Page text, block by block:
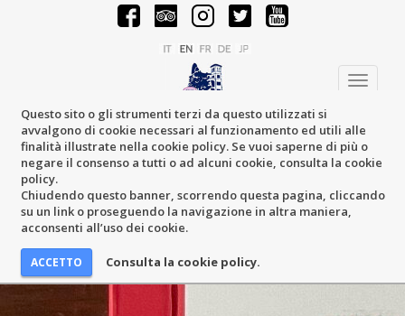
Questo sito o gli strumenti terzi da questo utilizzati si
avvalgono di cookie necessari al funzionamento ed utili alle
finalità illustrate nella cookie policy. Se vuoi saperne di più o
negare il consenso a tutti o ad alcuni cookie, consulta la cookie
policy.
Chiudendo questo banner, scorrendo questa pagina, cliccando
su un link o proseguendo la navigazione in altra maniera,
acconsenti all’uso dei cookie.
Consulta la cookie policy.
Toggle